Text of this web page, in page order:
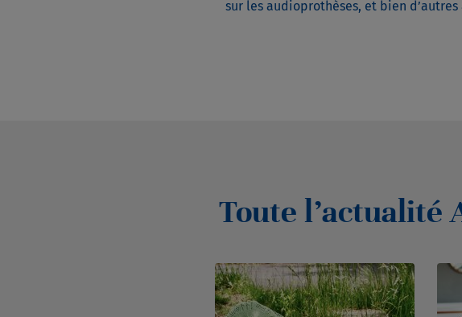
sur les audioprothèses, et bien d’autres
Toute l’actualité